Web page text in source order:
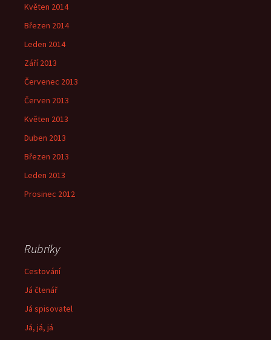
Květen 2014
Březen 2014
Leden 2014
Září 2013
Červenec 2013
Červen 2013
Květen 2013
Duben 2013
Březen 2013
Leden 2013
Prosinec 2012
Rubriky
Cestování
Já čtenář
Já spisovatel
Já, já, já